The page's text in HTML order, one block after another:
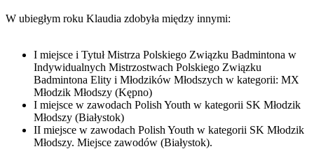
W ubiegłym roku Klaudia zdobyła między innymi:
I miejsce i Tytuł Mistrza Polskiego Związku Badmintona w
Indywidualnych Mistrzostwach Polskiego Związku
Badmintona Elity i Młodzików Młodszych w kategorii: MX
Młodzik Młodszy (Kępno)
I miejsce w zawodach Polish Youth w kategorii SK Młodzik
Młodszy (Białystok)
II miejsce w zawodach Polish Youth w kategorii SK Młodzik
Młodszy. Miejsce zawodów (Białystok).